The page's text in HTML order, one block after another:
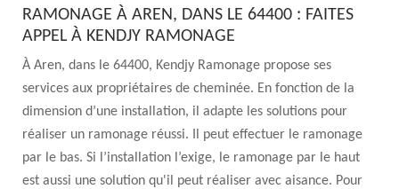
RAMONAGE À AREN, DANS LE 64400 : FAITES
APPEL À KENDJY RAMONAGE
À Aren, dans le 64400, Kendjy Ramonage propose ses
services aux propriétaires de cheminée. En fonction de la
dimension d’une installation, il adapte les solutions pour
réaliser un ramonage réussi. Il peut effectuer le ramonage
par le bas. Si l’installation l’exige, le ramonage par le haut
est aussi une solution qu'il peut réaliser avec aisance. Pour